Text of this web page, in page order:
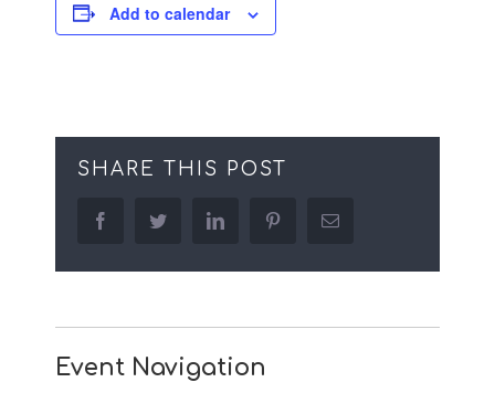
Add to calendar
SHARE THIS POST
facebooktwitter linkedin pinterestEmail
Event Navigation